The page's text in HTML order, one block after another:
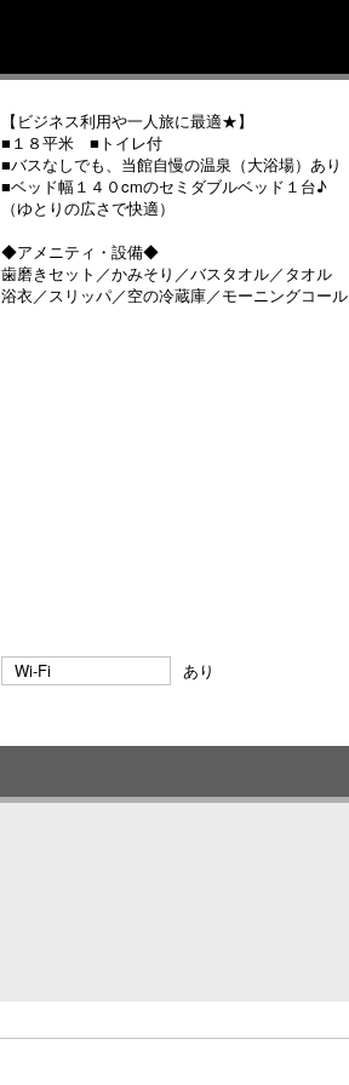
【ビジネス利用や一人旅に最適★】
■１８平米 ■トイレ付
■バスなしでも、当館自慢の温泉（大浴場）あり
■ベッド幅１４０cmのセミダブルベッド１台♪
（ゆとりの広さで快適）
◆アメニティ・設備◆
歯磨きセット／かみそり／バスタオル／タオル
浴衣／スリッパ／空の冷蔵庫／モーニングコール
Wi-Fi あり